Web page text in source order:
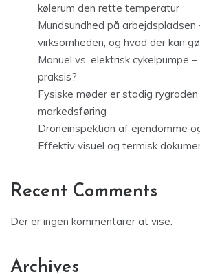
kølerum den rette temperatur
Mundsundhed på
virksomheden, og hvad der kan
Manuel vs. elektrisk cykelpumpe
praksis?
Fysiske møder er stadig
markedsføring
Droneinspektion af ejendomme
Effektiv visuel og termisk
Recent Comments
Der er ingen kommentarer at vise.
Archives